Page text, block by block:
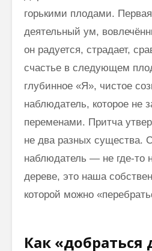
горькими плодами.
деятельный ум,
он радуется, страдает,
счастье в следующем
глубинное «Я», чистое
наблюдатель, которое не
переменами. Притча
не два разных существа.
наблюдатель — не где-то
дереве, это наша
которой можно
Как «добраться